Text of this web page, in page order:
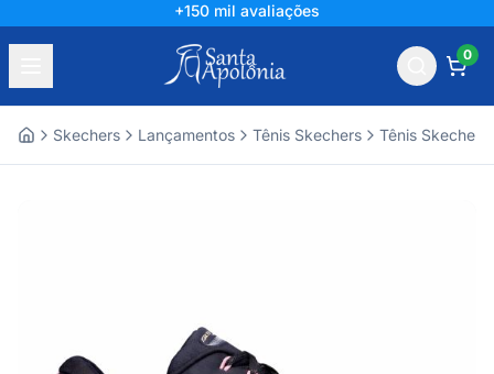
+150 mil avaliações
0
Skechers Lançamentos Tênis Skechers Tênis Skechers